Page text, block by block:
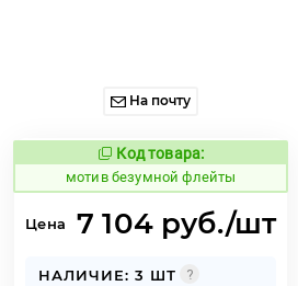
На почту
Код товара:
1046116 Код товара:
мотив безумной флейты
Цена 7 104 руб./шт
НАЛИЧИЕ: 3 ШТ